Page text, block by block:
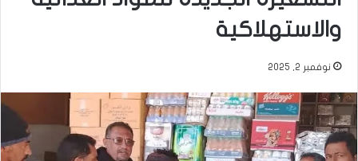
والاستهلاكية
نوفمبر 2, 2025